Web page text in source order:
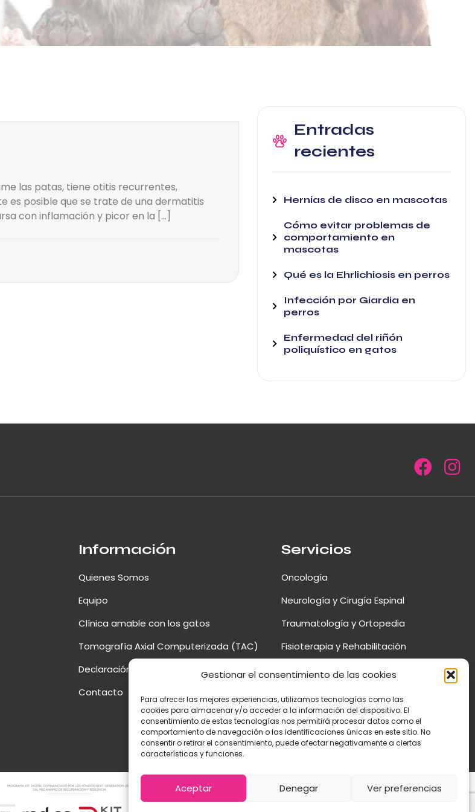
Gestionar el consentimiento de las cookies
Para ofrecer las mejores experiencias, utilizamos tecnologías como las
cookies para almacenar y/o acceder a la información del dispositivo. El
consentimiento de estas tecnologías nos permitirá procesar datos como el
comportamiento de navegación o las identificaciones únicas en este sitio. No
consentir o retirar el consentimiento, puede afectar negativamente a ciertas
características y funciones.
Aceptar Denegar Ver preferencias
las patas, tiene otitis recurrentes,
es posible que se trate de una dermatitis
con inflamación y picor en la […]
Entradas
recientes
Hernias de disco en mascotas
Cómo evitar problemas de
comportamiento en
mascotas
Qué es la Ehrlichiosis en perros
Infección por Giardia en
perros
Enfermedad del riñón
poliquístico en gatos
Información
Quienes Somos
Equipo
Clínica amable con los gatos
Tomografía Axial Computerizada (TAC)
Declaración de Accesibilidad
Contacto
Servicios
Oncología
Neurología y Cirugía Espinal
Traumatología y Ortopedia
Fisioterapia y Rehabilitación
Cirugía Mínima Invasión
Aviso Legal